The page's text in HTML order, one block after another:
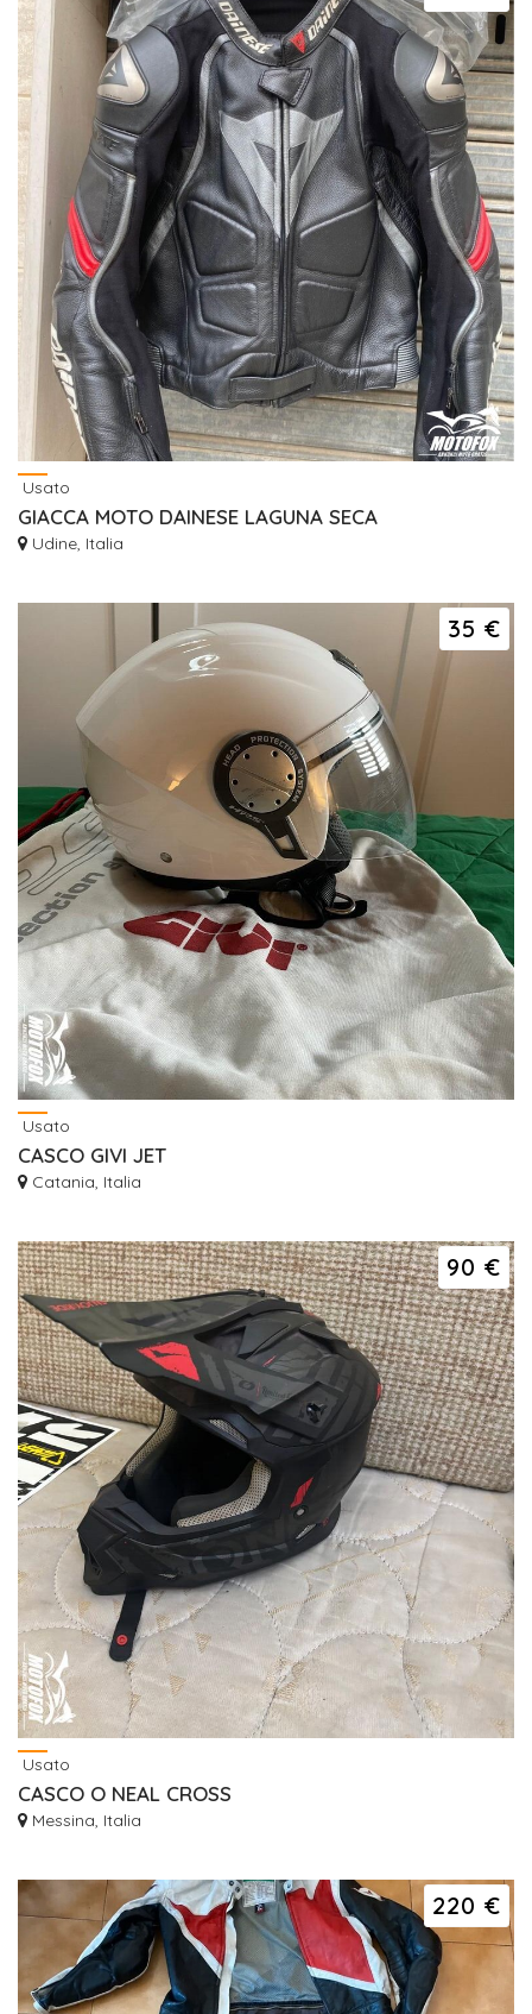
Usato
GIACCA MOTO DAINESE LAGUNA SECA
Udine, Italia
35 €
Usato
CASCO GIVI JET
Catania, Italia
90 €
Usato
CASCO O NEAL CROSS
Messina, Italia
220 €